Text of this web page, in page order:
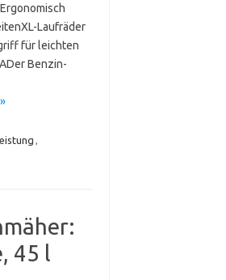
Laufräder
für leichten
Benzin-
,
45 l